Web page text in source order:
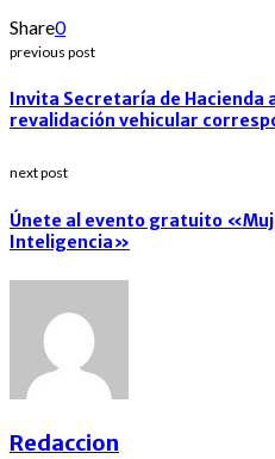
Share0
previous post
Invita Secretaría de Hacienda
revalidación vehicular
next post
Únete al evento gratuito
Inteligencia»
Redaccion